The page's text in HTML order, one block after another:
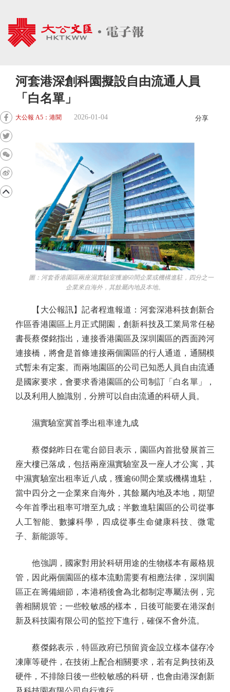
河套港深創科園擬設自由流通人員
「白名單」
大公報 A5：港聞 2026-01-04 分享
圖：河套香港園區兩座濕實驗室獲逾60間企業或機構進駐，四分之一
企業來自海外，其餘屬內地及本地。
【大公報訊】記者程進報道：河套深港科技創新合
作區香港園區上月正式開園，創新科技及工業局常任秘
書長蔡傑銘指出，連接香港園區及深圳園區的西面跨河
連接橋，將會是首條連接兩個園區的行人通道，通關模
式暫未有定案。而兩地園區的公司已知悉人員自由流通
是國家要求，會要求香港園區的公司制訂「白名單」，
以及利用人臉識別，分辨可以自由流通的科研人員。
濕實驗室冀首季出租率達九成
蔡傑銘昨日在電台節目表示，園區內首批發展首三
座大樓已落成，包括兩座濕實驗室及一座人才公寓，其
中濕實驗室出租率近八成，獲逾60間企業或機構進駐，
當中四分之一企業來自海外，其餘屬內地及本地，期望
今年首季出租率可增至九成；半數進駐園區的公司從事
人工智能、數據科學，四成從事生命健康科技、微電
子、新能源等。
他強調，國家對用於科研用途的生物樣本有嚴格規
管，因此兩個園區的樣本流動需要有相應法律，深圳園
區正在籌備細節，本港稍後會為北都制定專屬法例，完
善相關規管；一些較敏感的樣本，日後可能要在港深創
新及科技園有限公司的監控下進行，確保不會外流。
蔡傑銘表示，特區政府已預留資金設立樣本儲存冷
凍庫等硬件，在技術上配合相關要求，若有足夠技術及
硬件，不排除日後一些較敏感的科研，也會由港深創新